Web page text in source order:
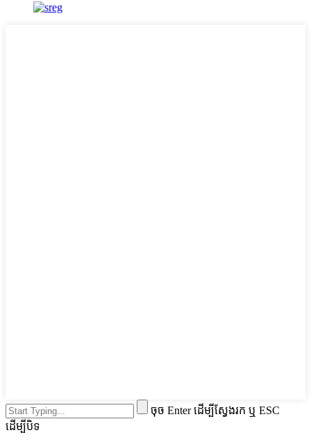
ចុច Enter ដើម្បីស្វែងរក ឬ ESC
ដើម្បីបិទ